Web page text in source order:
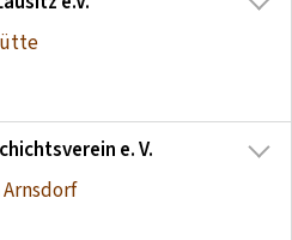
e. V.